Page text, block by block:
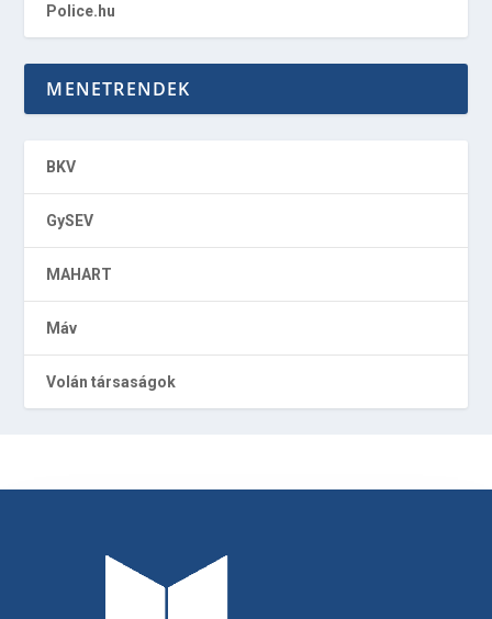
Police.hu
MENETRENDEK
BKV
GySEV
MAHART
Máv
Volán társaságok